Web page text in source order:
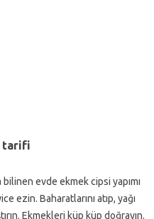
tarifi
evde ekmek cipsi yapımı
ezin. Baharatlarını atıp, yağı
Ekmekleri küp küp doğrayın.